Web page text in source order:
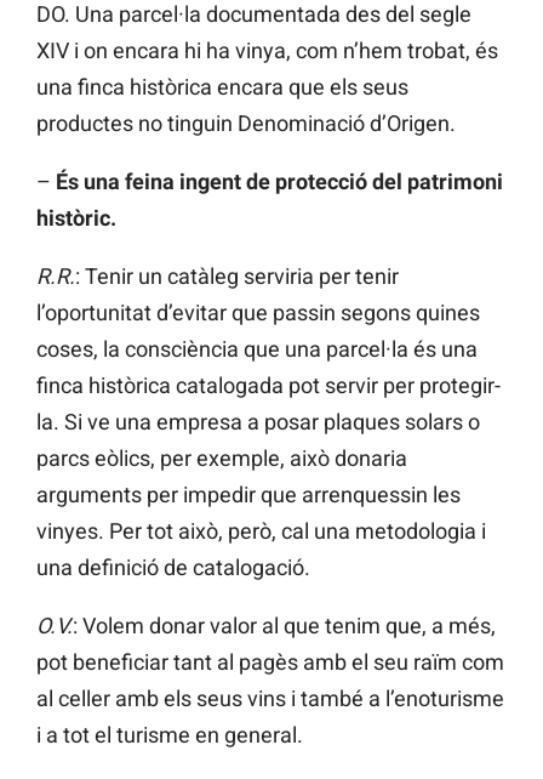
DO. Una parcel·la documentada des del segle
XIV i on encara hi ha vinya, com n’hem trobat, és
una finca històrica encara que els seus
productes no tinguin Denominació d’Origen.
– És una feina ingent de protecció del patrimoni
històric.
R.R.: Tenir un catàleg serviria per tenir
l’oportunitat d’evitar que passin segons quines
coses, la consciència que una parcel·la és una
finca històrica catalogada pot servir per protegir-
la. Si ve una empresa a posar plaques solars o
parcs eòlics, per exemple, això donaria
arguments per impedir que arrenquessin les
vinyes. Per tot això, però, cal una metodologia i
una definició de catalogació.
O.V.: Volem donar valor al que tenim que, a més,
pot beneficiar tant al pagès amb el seu raïm com
al celler amb els seus vins i també a l’enoturisme
i a tot el turisme en general.